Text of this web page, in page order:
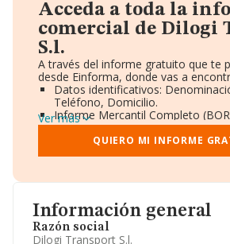
Información general
Razón social
Dilogi Transport S.l.
Acceda a toda la
comercial de Dilogi
S.l.
A través del informe gratuito que te
desde Einforma, donde vas a
Datos identificativos:
Teléfono, Domicilio.
Informe Mercantil Completo
Gráficos de Evolución Ventas y
Consejo de Administración y
Directivos y Ejecutivos.
Información oficial y registral
Ver más
QUIERO MI INFORME